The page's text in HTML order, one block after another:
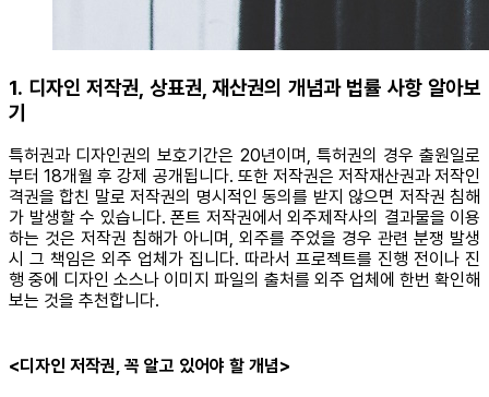
1. 디자인 저작권, 상표권, 재산권의 개념과 법률 사항 알아보
기
특허권과 디자인권의 보호기간은 20년이며, 특허권의 경우 출원일로
부터 18개월 후 강제 공개됩니다. 또한 저작권은 저작재산권과 저작인
격권을 합친 말로 저작권의 명시적인 동의를 받지 않으면 저작권 침해
가 발생할 수 있습니다. 폰트 저작권에서 외주제작사의 결과물을 이용
하는 것은 저작권 침해가 아니며, 외주를 주었을 경우 관련 분쟁 발생
시 그 책임은 외주 업체가 집니다. 따라서 프로젝트를 진행 전이나 진
행 중에 디자인 소스나 이미지 파일의 출처를 외주 업체에 한번 확인해
보는 것을 추천합니다.
<디자인 저작권, 꼭 알고 있어야 할 개념>